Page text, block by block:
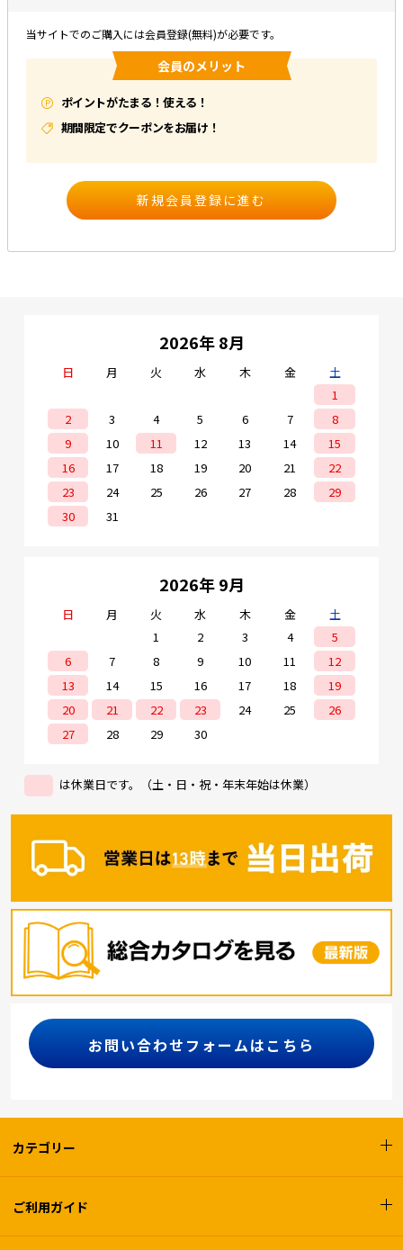
その他
e431オリジナル
暑さ対策
販売終了品
当サイトでのご購入には会員登録(無料)が必要です。
会員のメリット
ポイントがたまる！使える！
期間限定でクーポンをお届け！
2026年 8月
日 月 火 水 木 金
土
1
2
3 4 5 6 7
8
9
10 11 12 13 14
15
16
17 18 19 20 21
22
23
24 25 26 27 28
29
30
31
2026年 9月
日 月 火 水 木 金
土
1
2 3 4
5
6
7 8 9 10 11
12
13
14 15 16 17 18
19
20
21 22 23 24 25
26
27
28 29 30
は休業日です。（土・日・祝・年末年始は休業）
お問い合わせフォームはこちら
カテゴリー
ご利用ガイド